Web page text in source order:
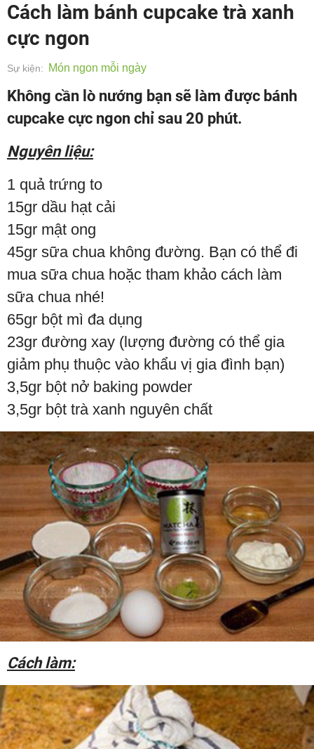
Cách làm bánh cupcake trà xanh
cực ngon
Sự kiện: Món ngon mỗi ngày
Không cần lò nướng bạn sẽ làm được bánh
cupcake cực ngon chỉ sau 20 phút.
Nguyên liệu:
1 quả trứng to
15gr dầu hạt cải
15gr mật ong
45gr sữa chua không đường. Bạn có thể đi
mua sữa chua hoặc tham khảo cách làm
sữa chua nhé!
65gr bột mì đa dụng
23gr đường xay (lượng đường có thể gia
giảm phụ thuộc vào khẩu vị gia đình bạn)
3,5gr bột nở baking powder
3,5gr bột trà xanh nguyên chất
Cách làm: